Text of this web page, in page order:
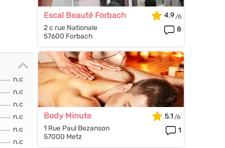
n.c
n.c
n.c
n.c
n.c
n.c
Escal Beauté Forbach
2 c rue Nationale
57600 Forbach
4.9
8
Body Minute
1 Rue Paul Bezanson
57000 Metz
5.1
1